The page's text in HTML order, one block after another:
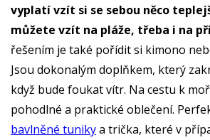
vyplatí vzít si se sebou něco
můžete vzít na pláže, třeba i na
řešením je také pořídit si kimono
Jsou dokonalým doplňkem, který
když bude foukat vítr. Na cestu k
pohodlné a praktické oblečení.
bavlněné tunikya trička, které v